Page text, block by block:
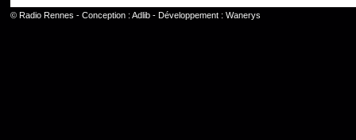
© Radio Rennes - Conception : Adlib- Développement : Wanerys